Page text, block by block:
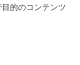
的のコンテンツ